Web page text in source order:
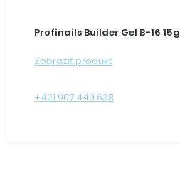
Profinails Builder Gel B-16 15g
Zobraziť produkt
+421 907 449 638